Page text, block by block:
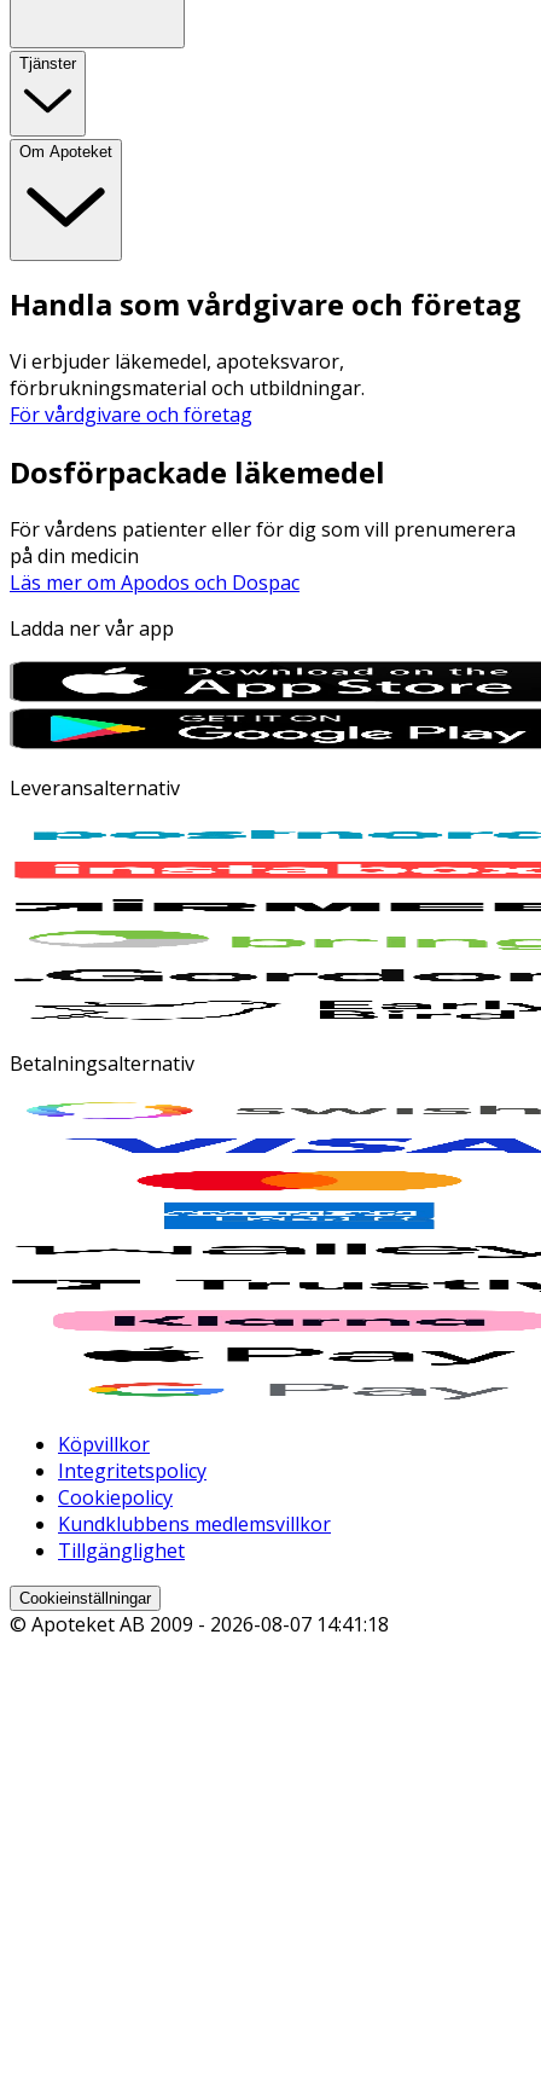
Tjänster
Om Apoteket
Handla som vårdgivare och företag
Vi erbjuder läkemedel, apoteksvaror,
förbrukningsmaterial och utbildningar.
För vårdgivare och företag
Dosförpackade läkemedel
För vårdens patienter eller för dig som vill prenumerera
på din medicin
Läs mer om Apodos och Dospac
Ladda ner vår app
Leveransalternativ
Betalningsalternativ
Köpvillkor
Integritetspolicy
Cookiepolicy
Kundklubbens medlemsvillkor
Tillgänglighet
Cookieinställningar
© Apoteket AB 2009 - 2026-08-07 14:41:18